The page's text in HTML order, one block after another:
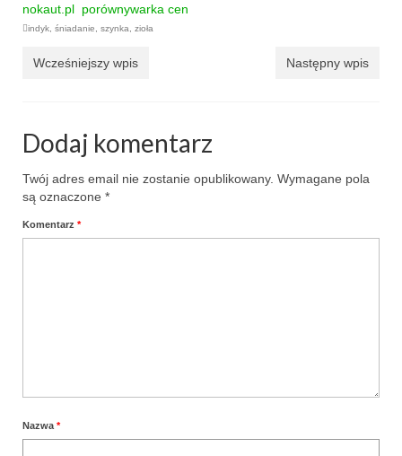
chleby
na imprezę
na grilla
nokaut .pl porównywarka cen
indyk śniadanie szynka zioła
Wcześniejszy wpis Następny wpis
Dodaj komentarz
Twój adres email nie zostanie opublikowany. Wymagane pola
są oznaczone *
Komentarz *
Nazwa *